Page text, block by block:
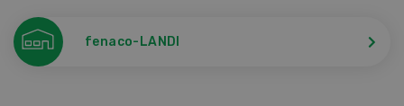
fenaco-LANDI